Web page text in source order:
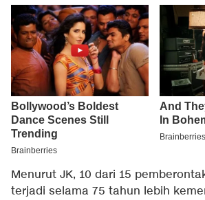
Menurut JK, 10 dari 15
terjadi selama 75 tahun lebih